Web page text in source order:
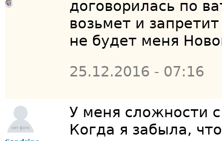
договорилась по
возьмет и
не будет меня
25.12.2016 - 07:16
У меня сложности
Когда я забыла,